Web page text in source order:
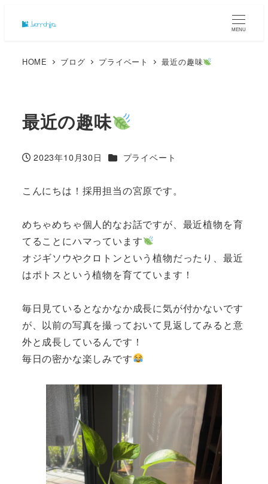
MENU
HOME ブログ プライベート 最近の趣味
最近の趣味
投稿日
2023年10月30日 カテゴリー
プライベート
こんにちは！採用担当の宮原です。
めちゃめちゃ個人的なお話ですが、最近植物を育
てることにハマっています
オジギソウやクロトンという植物だったり、最近
はポトスという植物を育てています！
毎日見ているとなかなか成長に気が付かないです
が、以前の写真を撮っておいて見返してみると意
外と成長しているんです！
毎日の密かな楽しみです